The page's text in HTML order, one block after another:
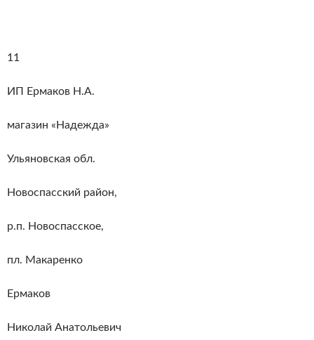
11
ИП Ермаков Н.А.
магазин «Надежда»
Ульяновская обл.
Новоспасский район,
р.п. Новоспасское,
пл. Макаренко
Ермаков
Николай Анатольевич